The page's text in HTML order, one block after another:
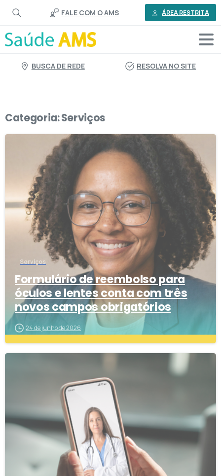
conteúdo
FALE COM O AMS ÁREA RESTRITA
BUSCA DE REDE RESOLVA NO SITE
Categoria:Serviços
Serviços
Formulário de reembolso para
óculos e lentes conta com três
novos campos obrigatórios
24 de junho de 2026